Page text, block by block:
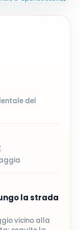
del
la strada
vicino alla